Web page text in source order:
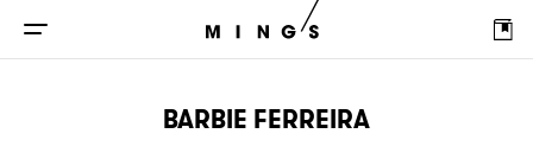
BARBIE FERREIRA